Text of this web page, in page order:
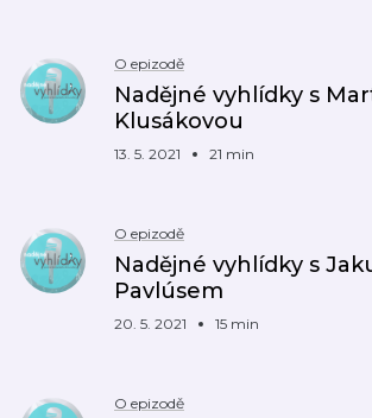
O epizodě
Nadějné vyhlídky s
Klusákovou
13. 5. 2021 21 min
O epizodě
Nadějné vyhlídky s
Pavlúsem
20. 5. 2021 15 min
O epizodě